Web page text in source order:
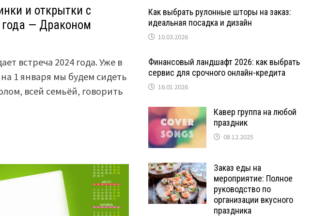
и открытки с
— Драконом
встреча 2024 года. Уже в
1 января мы будем сидеть
всей семьёй, говорить
Как выбрать рулонные шторы на заказ:
идеальная посадка и дизайн
10.03.2026
Финансовый ландшафт 2026: как выбрать
сервис для срочного онлайн-кредита
16.01.2026
Кавер группа на любой
праздник
08.12.2025
Заказ еды на
мероприятие: Полное
руководство по
организации вкусного
праздника